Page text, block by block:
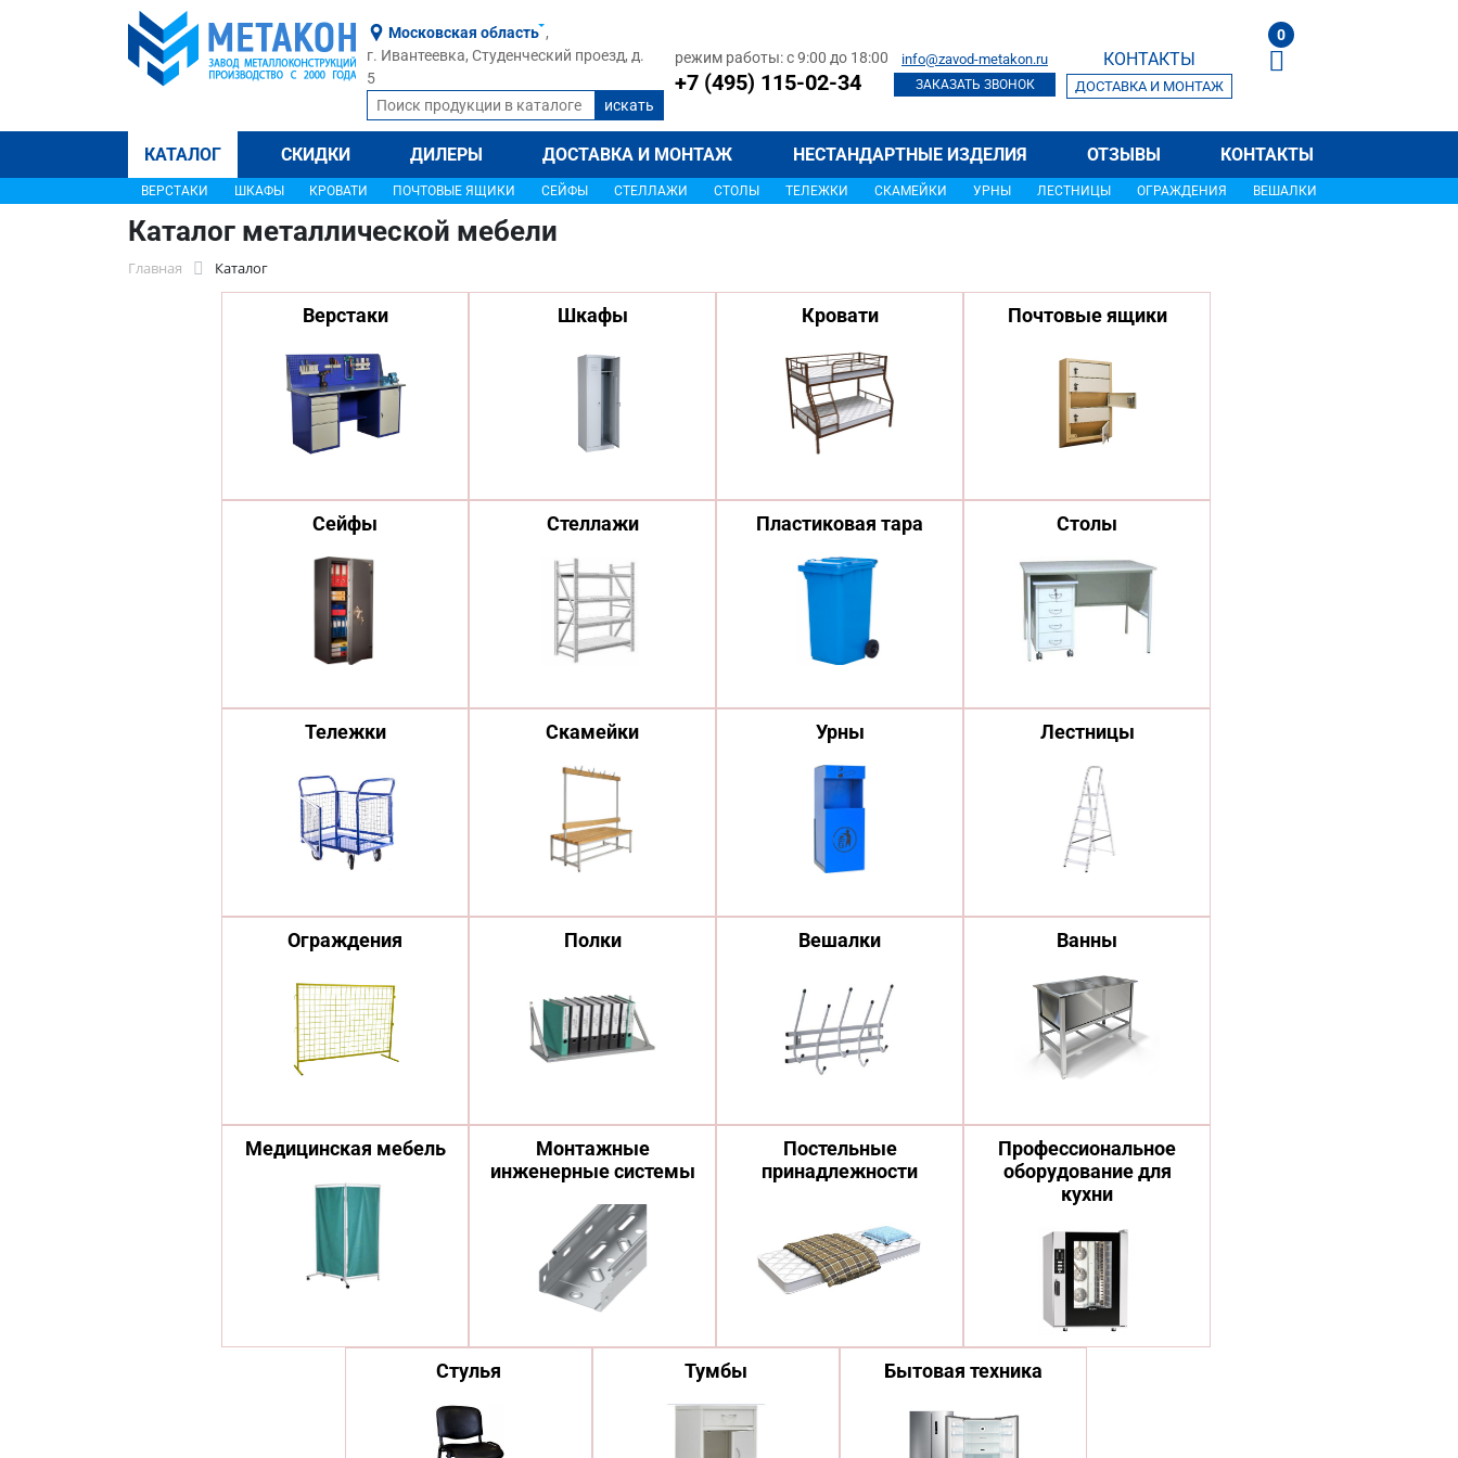
Московская область ,
г. Ивантеевка, Студенческий проезд, д.
5
режим работы: с 9:00 до 18:00
+7 (495) 115-02-34
info@zavod-metakon.ru
ЗАКАЗАТЬ ЗВОНОК
КОНТАКТЫ
ДОСТАВКА И МОНТАЖ
0
КАТАЛОГ СКИДКИ ДИЛЕРЫ ДОСТАВКА И МОНТАЖ НЕСТАНДАРТНЫЕ ИЗДЕЛИЯ ОТЗЫВЫ КОНТАКТЫ
ВЕРСТАКИ ШКАФЫ КРОВАТИ ПОЧТОВЫЕ ЯЩИКИ СЕЙФЫ СТЕЛЛАЖИ СТОЛЫ ТЕЛЕЖКИ СКАМЕЙКИ УРНЫ ЛЕСТНИЦЫ ОГРАЖДЕНИЯ ВЕШАЛКИ
Каталог металлической мебели
Главная Каталог
Верстаки Шкафы Кровати Почтовые ящики
Сейфы Стеллажи Пластиковая тара Столы
Тележки Скамейки Урны Лестницы
Ограждения Полки Вешалки Ванны
Медицинская мебель
Монтажные
инженерные системы
Постельные
принадлежности
Профессиональное
оборудование для
кухни
Стулья Тумбы Бытовая техника